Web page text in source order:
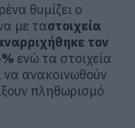
θυμίζει ο
με ταστοιχεία
τον
ενώ τα στοιχεία
ανακοινωθούν
πληθωρισμό